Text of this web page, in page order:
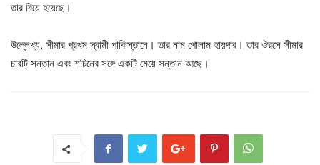
তার বিয়ে হয়েছে।
উল্লেখ্য, সীমার প্রথম স্বামী পাকিস্তানে। তার নাম গোলাম হায়দার। তার ঔরসে সীমার
চারটি সন্তান এবং শচিনের সঙ্গে একটি মেয়ে সন্তান আছে।